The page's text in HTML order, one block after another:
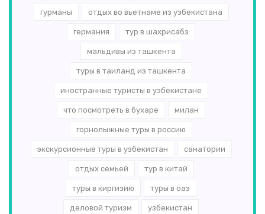
гурманы отдых во вьетнаме из узбекистана
германия тур в шахрисабз
мальдивы из ташкента
туры в таиланд из ташкента
иностранные туристы в узбекистане
что посмотреть в бухаре милан
горнолыжные туры в россию
экскурсионные туры в узбекистан санатории
отдых семьей тур в китай
туры в киргизию туры в оаэ
деловой туризм узбекистан